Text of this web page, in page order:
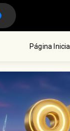
Rosas
Página Inicial